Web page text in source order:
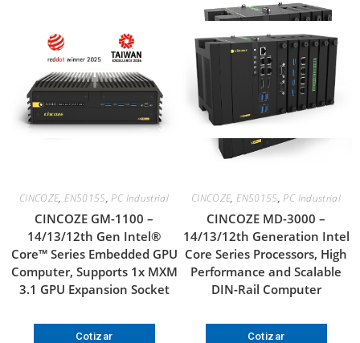
CINCOZE,EN50155,PC Industrial
CINCOZE GM-1100 –
14/13/12th Gen Intel®
Core™ Series Embedded GPU
Computer, Supports 1x MXM
3.1 GPU Expansion Socket
Cotizar
CINCOZE,EN50155,PC Industrial
CINCOZE MD-3000 –
14/13/12th Generation Intel
Core Series Processors, High
Performance and Scalable
DIN-Rail Computer
Cotizar